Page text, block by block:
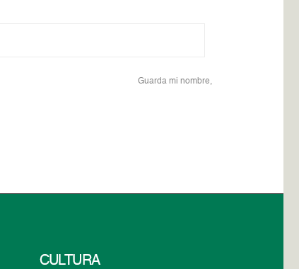
Guarda mi nombre,
CULTURA